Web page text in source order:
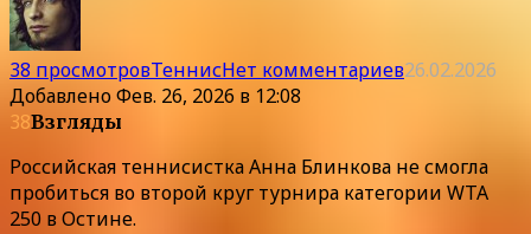
38 просмотровТеннисНет комментариев26.02.2026
ДобавленоФев. 26, 2026 в 12:08
38Взгляды
Российская теннисистка Анна Блинкова не смогла
пробиться во второй круг турнира категории WTA
250 в Остине.